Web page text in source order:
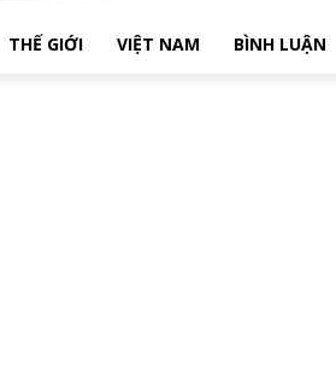
THẾ GIỚI VIỆT NAM BÌNH LUẬN